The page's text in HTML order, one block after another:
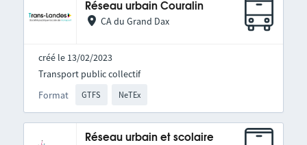
Réseau urbain Couralin
CA du Grand Dax
créé le 13/02/2023
Format GTFS NeTEx
Transport public collectif
Réseau urbain et scolaire